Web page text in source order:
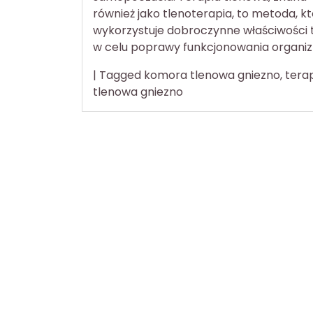
również jako tlenoterapia, to metoda,
wykorzystuje dobroczynne właściwości
w celu poprawy funkcjonowania
| Tagged komora tlenowa gniezno,
tlenowa gniezno